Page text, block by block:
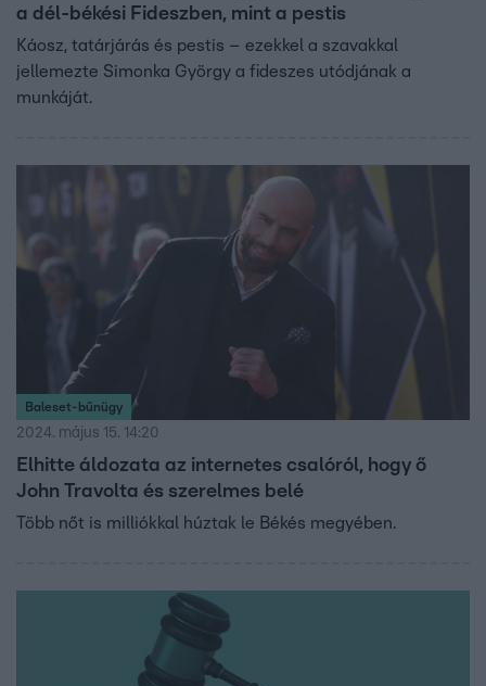
a dél-békési Fideszben, mint a pestis
Káosz, tatárjárás és pestis – ezekkel a szavakkal
jellemezte Simonka György a fideszes utódjának a
munkáját.
Baleset-bűnügy
2024. május 15. 14:20
Elhitte áldozata az internetes csalóról, hogy ő
John Travolta és szerelmes belé
Több nőt is milliókkal húztak le Békés megyében.